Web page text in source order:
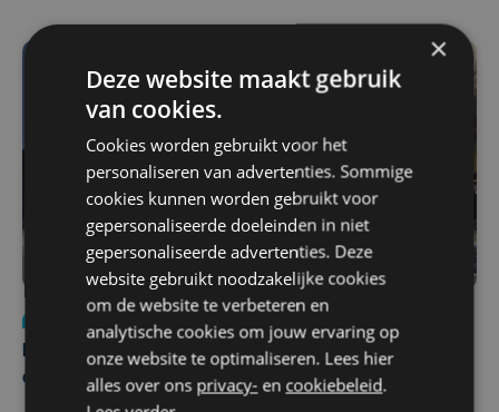
za 1 augustus | 22:36
Belgisch Solar Team met West-Vlamingen wint voor
eerst in VS
×
Deze website maakt gebruik
van cookies.
Cookies worden gebruikt voor het
personaliseren van advertenties. Sommige
cookies kunnen worden gebruikt voor
gepersonaliseerde doeleinden in niet
gepersonaliseerde advertenties. Deze
website gebruikt noodzakelijke cookies
om de website te verbeteren en
analytische cookies om jouw ervaring op
onze website te optimaliseren. Lees hier
alles over ons privacy- en cookiebeleid.